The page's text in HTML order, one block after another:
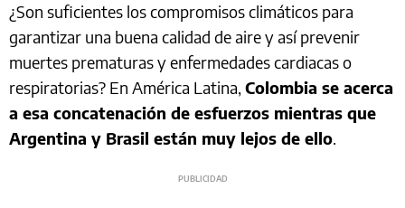
¿Son suficientes los compromisos climáticos para
garantizar una buena calidad de aire y así prevenir
muertes prematuras y enfermedades cardiacas o
respiratorias? En América Latina, Colombia se acerca
a esa concatenación de esfuerzos mientras que
Argentina y Brasil están muy lejos de ello.